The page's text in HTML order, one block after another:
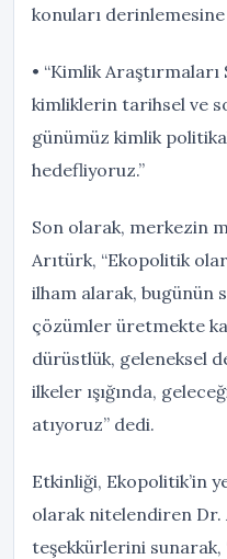
konuları derinlemesine
• “Kimlik
kimliklerin tarihsel ve
günümüz kimlik
hedefliyoruz.”
Son olarak, merkezin
Arıtürk, “Ekopolitik
ilham alarak, bugünün
çözümler üretmekte
dürüstlük, geleneksel
ilkeler ışığında,
atıyoruz” dedi.
Etkinliği, Ekopolitik’in
olarak nitelendiren Dr.
teşekkürlerini sunarak,